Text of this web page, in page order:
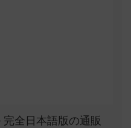
全日本語版の通販